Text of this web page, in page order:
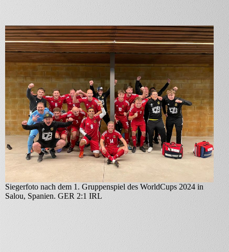
Siegerfoto nach dem 1. Gruppenspiel des WorldCups 2024 in
Salou, Spanien. GER 2:1 IRL